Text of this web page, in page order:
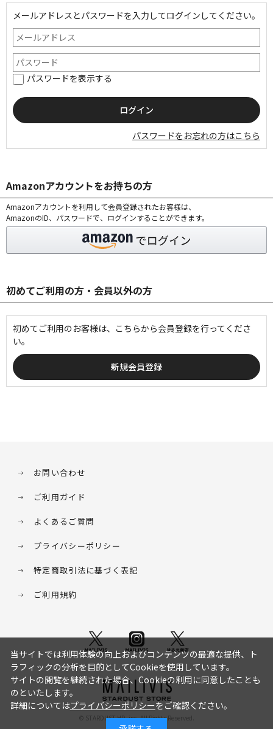
メールアドレスとパスワードを入力してログインしてください。
パスワードを表示する
パスワードをお忘れの方はこちら
Amazonアカウントをお持ちの方
Amazonアカウントを利用して会員登録されたお客様は、
AmazonのID、パスワードで、ログインすることができます。
初めてご利用の方・会員以外の方
初めてご利用のお客様は、こちらから会員登録を行ってくださ
い。
お問い合わせ
ご利用ガイド
よくあるご質問
プライバシーポリシー
特定商取引法に基づく表記
ご利用規約
© STARDUST HD. inc. All Rights Reserved.
当サイトでは利用体験の向上およびコンテンツの最適な提供、ト
ラフィックの分析を目的としてCookieを使用しています。
サイトの閲覧を継続された場合、Cookieの利用に同意したことも
のといたします。
詳細についてはプライバシーポリシーをご確認ください。